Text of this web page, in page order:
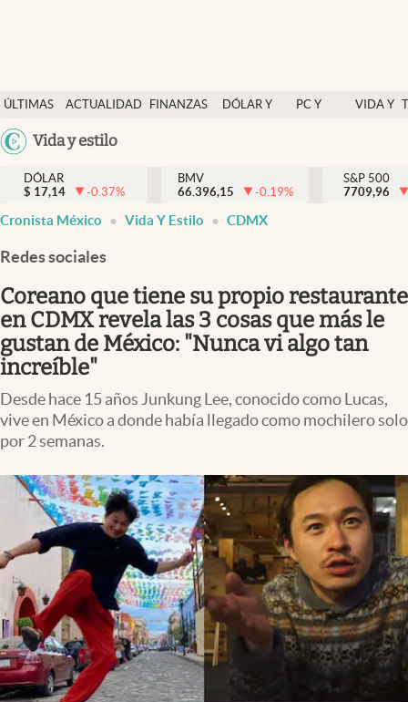
ÚLTIMAS
NOTICIAS
ACTUALIDAD
FINANZAS
DÓLAR Y
PC Y
VIDA Y
México
Vida y estilo
Actualidad
Finanzas y economía
Dólar y mercados
Pc y celular
Vida y estilo
Clima
Espiritualidad
Mediakit
abre en nueva pestaña
México
DÓLAR
$ 17,14 -0.37%
BMV
66.396,15
-0.19%
S&P 500
7709,96
Cronista México Vida Y Estilo CDMX
Redes sociales
Coreano que tiene su propio restaurante
en CDMX revela las 3 cosas que más le
gustan de México: "Nunca vi algo tan
increíble"
Desde hace 15 años Junkung Lee, conocido como Lucas,
vive en México a donde había llegado como mochilero solo
por 2 semanas.